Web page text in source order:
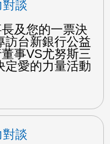
談
及您的一票決
訪台新銀行公益
事VS尤努斯三
定愛的力量活動
談